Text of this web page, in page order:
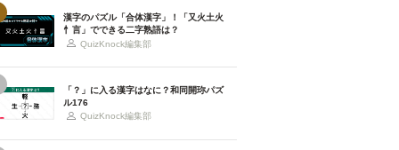
漢字のパズル「合体漢字」！「又火土火
忄言」でできる二字熟語は？
QuizKnock編集部
「？」に入る漢字はなに？和同開珎パズ
ル176
QuizKnock編集部